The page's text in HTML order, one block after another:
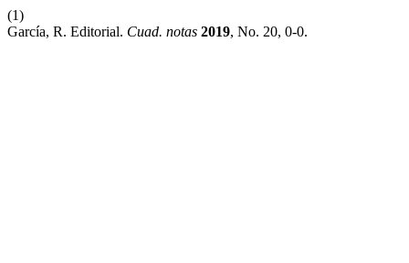
(1)
García, R. Editorial. Cuad. notas 2019, No. 20, 0-0.